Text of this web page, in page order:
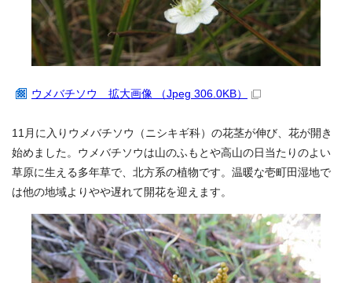
ウメバチソウ 拡大画像 （Jpeg 306.0KB）
11月に入りウメバチソウ（ニシキギ科）の花茎が伸び、花が開き
始めました。ウメバチソウは山のふもとや高山の日当たりのよい
草原に生える多年草で、北方系の植物です。温暖な壱町田湿地で
は他の地域よりやや遅れて開花を迎えます。